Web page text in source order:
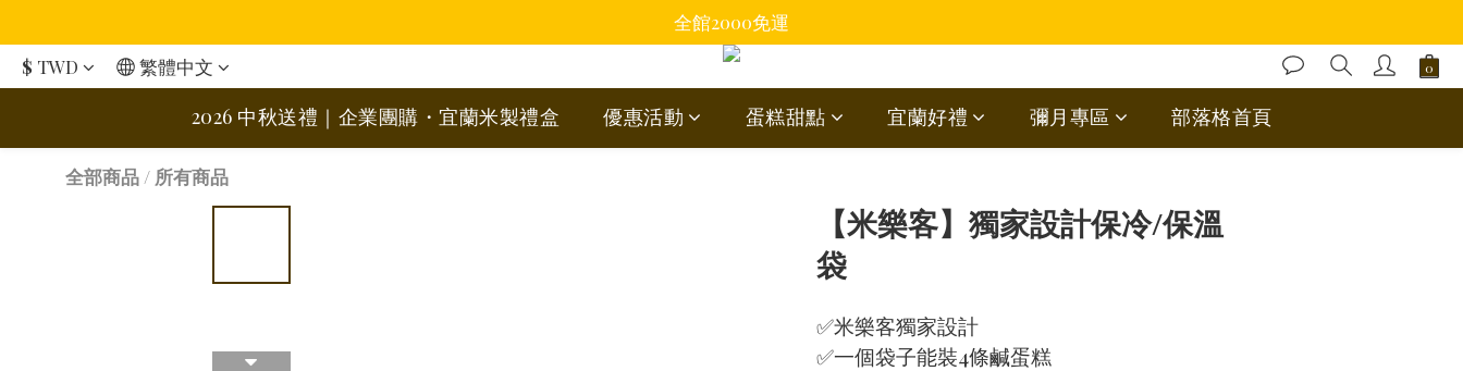
全館2000免運
$ TWD 繁體中文
2026 中秋送禮｜企業團購・宜蘭米製禮盒 優惠活動 蛋糕甜點 宜蘭好禮 彌月專區 部落格首頁
全部商品 / 所有商品
【米樂客】獨家設計保冷/保溫
袋
✅米樂客獨家設計
✅一個袋子能裝4條鹹蛋糕